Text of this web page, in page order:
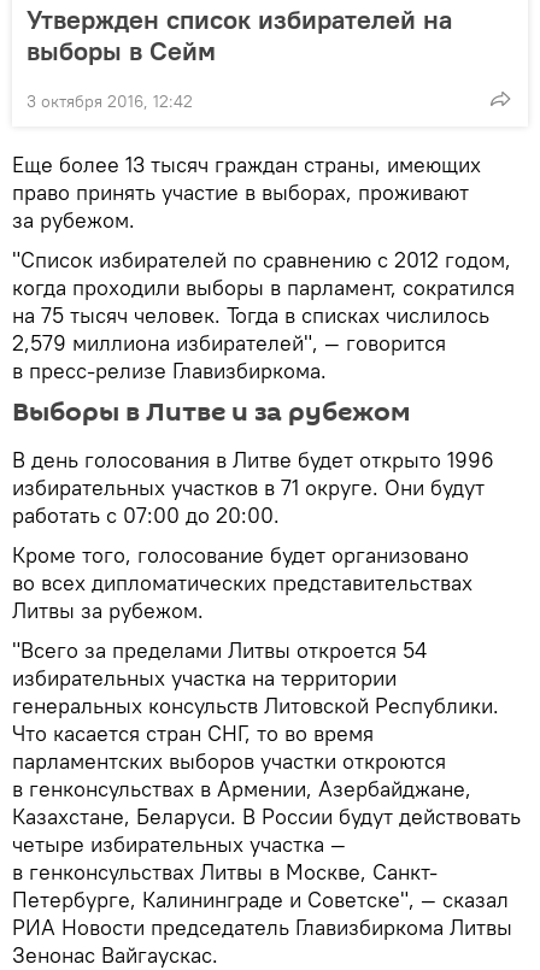
Утвержден список избирателей на
выборы в Сейм
3 октября 2016, 12:42
Еще более 13 тысяч граждан страны, имеющих
право принять участие в выборах, проживают
за рубежом.
"Список избирателей по сравнению с 2012 годом,
когда проходили выборы в парламент, сократился
на 75 тысяч человек. Тогда в списках числилось
2,579 миллиона избирателей", — говорится
в пресс-релизе Главизбиркома.
Выборы в Литве и за рубежом
В день голосования в Литве будет открыто 1996
избирательных участков в 71 округе. Они будут
работать с 07:00 до 20:00.
Кроме того, голосование будет организовано
во всех дипломатических представительствах
Литвы за рубежом.
"Всего за пределами Литвы откроется 54
избирательных участка на территории
генеральных консульств Литовской Республики.
Что касается стран СНГ, то во время
парламентских выборов участки откроются
в генконсульствах в Армении, Азербайджане,
Казахстане, Беларуси. В России будут действовать
четыре избирательных участка —
в генконсульствах Литвы в Москве, Санкт-
Петербурге, Калининграде и Советске", — сказал
РИА Новости председатель Главизбиркома Литвы
Зенонас Вайгаускас.